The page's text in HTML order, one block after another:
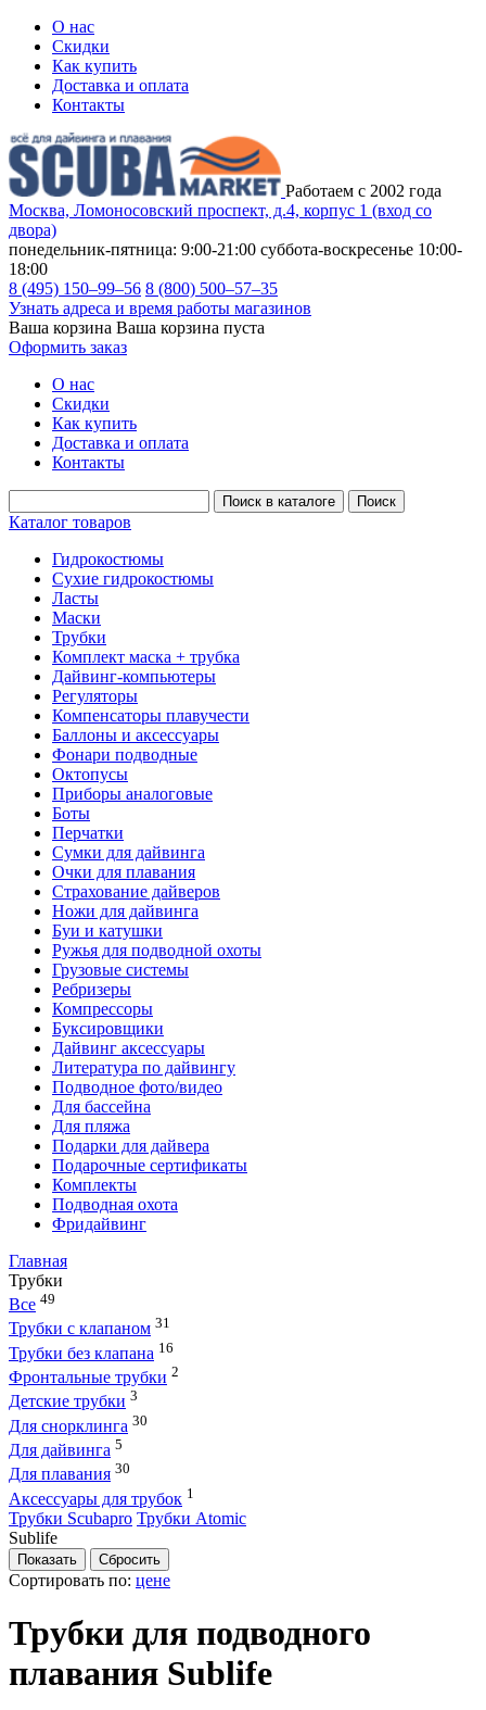
О нас
Скидки
Как купить
Доставка и оплата
Контакты
Работаем с 2002 года
Москва, Ломоносовский проспект, д.4, корпус 1 (вход со
двора)
понедельник-пятница: 9:00-21:00 суббота-воскресенье 10:00-
18:00
8 (495) 150–99–56 8 (800) 500–57–35
Узнать адреса и время работы магазинов
Ваша корзина Ваша корзина пуста
Оформить заказ
О нас
Скидки
Как купить
Доставка и оплата
Контакты
Каталог товаров
Гидрокостюмы
Сухие гидрокостюмы
Ласты
Маски
Трубки
Комплект маска + трубка
Дайвинг-компьютеры
Регуляторы
Компенсаторы плавучести
Баллоны и аксессуары
Фонари подводные
Октопусы
Приборы аналоговые
Боты
Перчатки
Сумки для дайвинга
Очки для плавания
Страхование дайверов
Ножи для дайвинга
Буи и катушки
Ружья для подводной охоты
Грузовые системы
Ребризеры
Компрессоры
Буксировщики
Дайвинг аксессуары
Литература по дайвингу
Подводное фото/видео
Для бассейна
Для пляжа
Подарки для дайвера
Подарочные сертификаты
Комплекты
Подводная охота
Фридайвинг
Главная
Трубки
Все 49
Трубки с клапаном 31
Трубки без клапана 16
Фронтальные трубки 2
Детские трубки 3
Для снорклинга 30
Для дайвинга 5
Для плавания 30
Аксессуары для трубок 1
Трубки Scubapro Трубки Atomic
Sublife
Сортировать по: цене
Трубки для подводного
плавания Sublife